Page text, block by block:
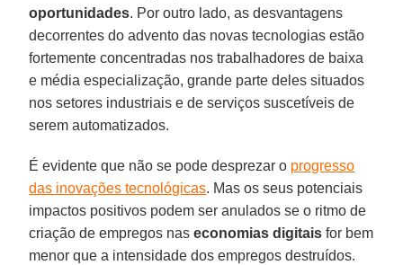
oportunidades. Por outro lado, as desvantagens
decorrentes do advento das novas tecnologias estão
fortemente concentradas nos trabalhadores de baixa
e média especialização, grande parte deles situados
nos setores industriais e de serviços suscetíveis de
serem automatizados.
É evidente que não se pode desprezar o progresso
das inovações tecnológicas. Mas os seus potenciais
impactos positivos podem ser anulados se o ritmo de
criação de empregos nas economias digitais for bem
menor que a intensidade dos empregos destruídos.